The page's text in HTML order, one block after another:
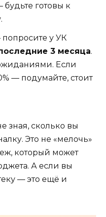
будьте готовы к
у УК
3 месяца.
Если
— подумайте, стоит
зная, сколько вы
Это не «мелочь»
который может
А если вы
— это ещё и